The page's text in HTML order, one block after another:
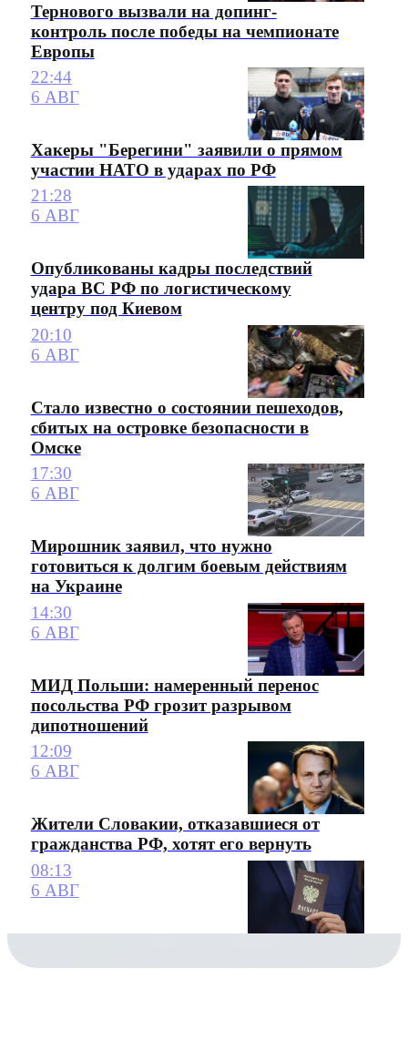
Тернового вызвали на допинг-
контроль после победы на чемпионате
Европы
22:44
6 АВГ
Хакеры "Берегини" заявили о прямом
участии НАТО в ударах по РФ
21:28
6 АВГ
Опубликованы кадры последствий
удара ВС РФ по логистическому
центру под Киевом
20:10
6 АВГ
Стало известно о состоянии пешеходов,
сбитых на островке безопасности в
Омске
17:30
6 АВГ
Мирошник заявил, что нужно
готовиться к долгим боевым действиям
на Украине
14:30
6 АВГ
МИД Польши: намеренный перенос
посольства РФ грозит разрывом
дипотношений
12:09
6 АВГ
Жители Словакии, отказавшиеся от
гражданства РФ, хотят его вернуть
08:13
6 АВГ